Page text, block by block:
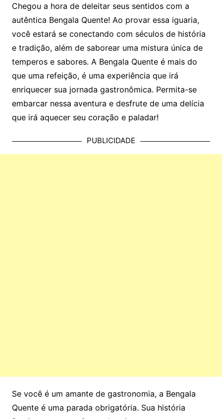
Chegou a hora de deleitar seus sentidos com a
autêntica Bengala Quente! Ao provar essa iguaria,
você estará se conectando com séculos de história
e tradição, além de saborear uma mistura única de
temperos e sabores. A Bengala Quente é mais do
que uma refeição, é uma experiência que irá
enriquecer sua jornada gastronômica. Permita-se
embarcar nessa aventura e desfrute de uma delícia
que irá aquecer seu coração e paladar!
PUBLICIDADE
Se você é um amante de gastronomia, a Bengala
Quente é uma parada obrigatória. Sua história